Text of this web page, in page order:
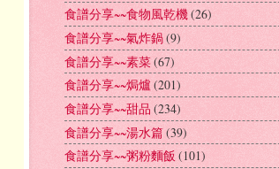
食譜分享~~食物風乾機(26)
食譜分享~~氣炸鍋(9)
食譜分享~~素菜(67)
食譜分享~~焗爐 (201)
食譜分享~~甜品 (234)
食譜分享~~湯水篇(39)
食譜分享~~粥粉麵飯 (101)